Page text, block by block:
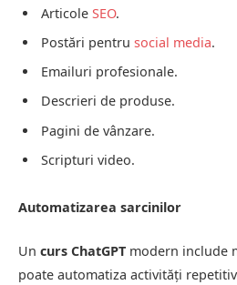
Articole SEO.
Postări pentru social media.
Emailuri profesionale.
Descrieri de produse.
Pagini de vânzare.
Scripturi video.
Automatizarea sarcinilor
Un curs ChatGPT modern include
poate automatiza activități